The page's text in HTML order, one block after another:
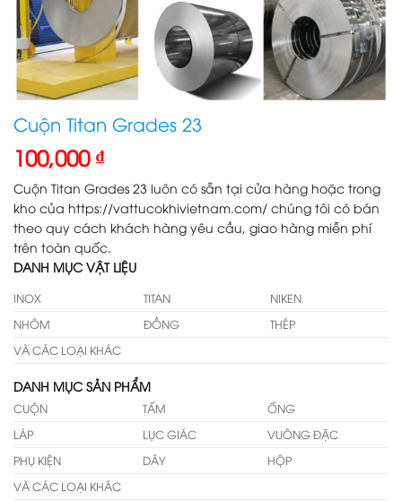
Cuộn Titan Grades 23
100,000 ₫
Cuộn Titan Grades 23 luôn có sẵn tại cửa hàng hoặc trong
kho của https://vattucokhivietnam.com/ chúng tôi có bán
theo quy cách khách hàng yêu cầu, giao hàng miễn phí
trên toàn quốc.
DANH MỤC VẬT LIỆU
INOX TITAN
NIKEN
NHÔM
ĐỒNG
THÉP
VÀ CÁC LOẠI KHÁC
DANH MỤC SẢN PHẨM
CUỘN TẤM
ỐNG
LÁP
LỤC GIÁC
VUÔNG ĐẶC
PHỤ KIỆN
DÂY
HỘP
VÀ CÁC LOẠI KHÁC